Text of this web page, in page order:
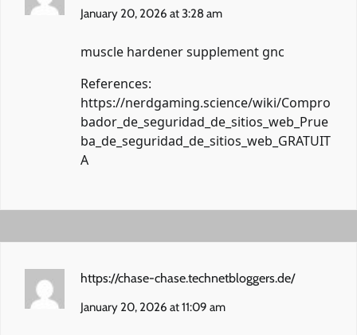
January 20, 2026 at 3:28 am
muscle hardener supplement gnc
References:
https://nerdgaming.science/wiki/Compro
bador_de_seguridad_de_sitios_web_Prue
ba_de_seguridad_de_sitios_web_GRATUIT
A
https://chase-chase.technetbloggers.de/
January 20, 2026 at 11:09 am